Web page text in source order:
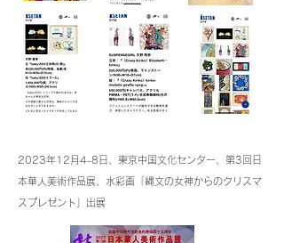
2023年12月4-8日、東京中国文化センター、第3回日
本華人美術作品展、水彩画「縄文の女神からのクリスマ
スプレゼント」出展